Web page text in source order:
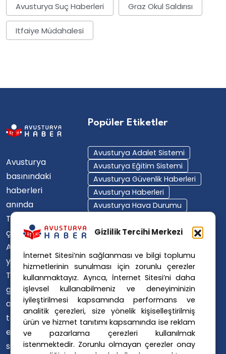
Gizlilik Tercihi Merkezi
İnternet Sitesi’nin sağlanması ve bilgi toplumu
hizmetlerinin sunulması için zorunlu çerezler
kullanmaktayız. Ayrıca, İnternet Sitesi’ni daha
işlevsel kullanabilmeniz ve deneyiminizin
iyileştirilmesi kapsamında performans ve
analitik çerezleri, size yönelik kişiselleştirilmiş
ürün ve hizmet tanıtımı kapsamında ise reklam
ve pazarlama çerezleri kullanılmak
istenmektedir. Zorunlu olmayan çerezler onay
Avusturya Suç Haberleri Graz Okul Saldırısı
Itfaiye Müdahalesi
Avusturya
basınındaki
haberleri
anında
Türkçe'ye
çevirerek,
Avusturya'da
yaşayan
Türklerin ülke
gündemini
ana dillerinde
takip
etmelerini
sağlıyoruz.
Popüler Etiketler
Avusturya Adalet Sistemi
Avusturya Eğitim Sistemi
Avusturya Güvenlik Haberleri
Avusturya Haberleri
Avusturya Hava Durumu
Avusturya Polisi
Avusturya Polis Soruşturması
Avusturya Sağlık Sistemi
Avusturya Siyaseti
Avusturya Suç Haberleri
Avusturya Trafik Haberleri
Donald Trump
FPÖ
Graz Okul Saldırısı
Internet Dolandırıcılığı